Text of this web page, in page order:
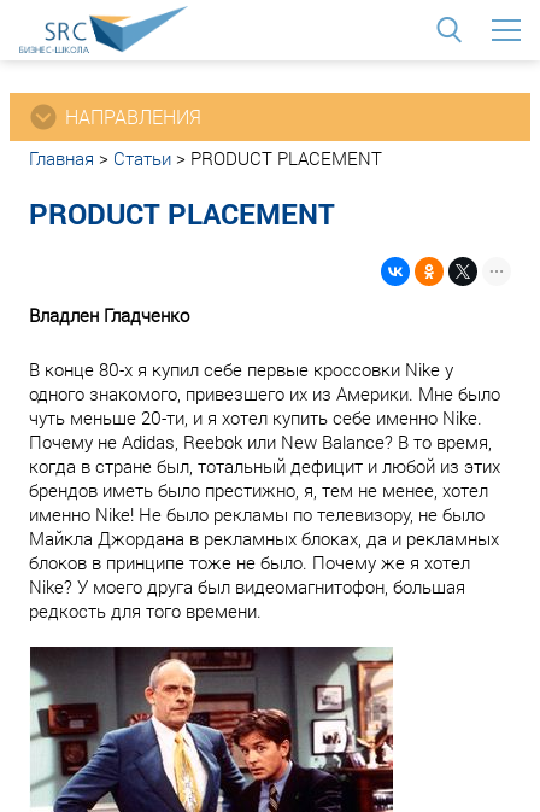
НАПРАВЛЕНИЯ
Главная > Статьи > PRODUCT PLACEMENT
PRODUCT PLACEMENT
Владлен Гладченко
В конце 80-х я купил себе первые кроссовки Nike у
одного знакомого, привезшего их из Америки. Мне было
чуть меньше 20-ти, и я хотел купить себе именно Nike.
Почему не Adidas, Reebok или New Balance? В то время,
когда в стране был, тотальный дефицит и любой из этих
брендов иметь было престижно, я, тем не менее, хотел
именно Nike! Не было рекламы по телевизору, не было
Майкла Джордана в рекламных блоках, да и рекламных
блоков в принципе тоже не было. Почему же я хотел
Nike? У моего друга был видеомагнитофон, большая
редкость для того времени.